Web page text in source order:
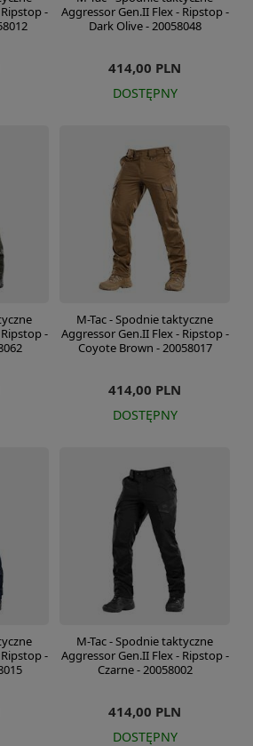
-
Aggressor Gen.II Flex - Ripstop -
Dark Olive - 20058048
414,00 PLN
DOSTĘPNY
-
M-Tac - Spodnie taktyczne
Aggressor Gen.II Flex - Ripstop -
Coyote Brown - 20058017
414,00 PLN
DOSTĘPNY
-
M-Tac - Spodnie taktyczne
Aggressor Gen.II Flex - Ripstop -
Czarne - 20058002
414,00 PLN
DOSTĘPNY